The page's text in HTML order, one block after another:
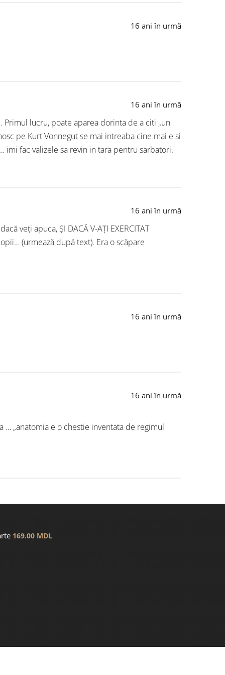
16 ani în urmă
16 ani în urmă
lucru, poate aparea dorinta de a citi „un
pe Kurt Vonnegut se mai intreaba cine mai e si
imi fac valizele sa revin in tara pentru sarbatori.
16 ani în urmă
veți apuca, ȘI DACĂ V-AȚI EXERCITAT
(urmează după text). Era o scăpare
16 ani în urmă
16 ani în urmă
… „anatomia e o chestie inventata de regimul
169.00 MDL